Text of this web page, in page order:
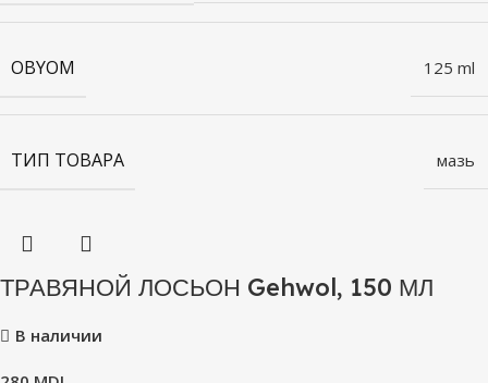
OBYOM 125 ml
ТИП ТОВАРА мазь
ТРАВЯНОЙ ЛОСЬОН Gehwol, 150 МЛ
В наличии